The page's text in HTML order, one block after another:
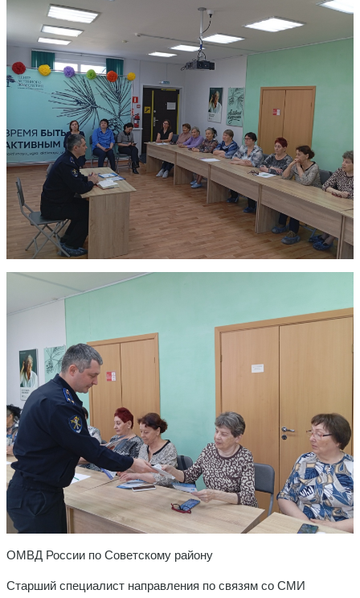
ОМВД России по Советскому району
Старший специалист направления по связям со СМИ